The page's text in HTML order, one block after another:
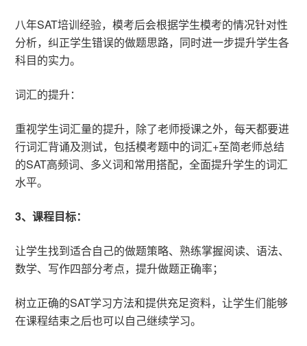
八年SAT培训经验，模考后会根据学生模考的情况针对性
分析，纠正学生错误的做题思路，同时进一步提升学生各
科目的实力。
词汇的提升：
重视学生词汇量的提升，除了老师授课之外，每天都要进
行词汇背诵及测试，包括模考题中的词汇+至简老师总结
的SAT高频词、多义词和常用搭配，全面提升学生的词汇
水平。
3、课程目标：
让学生找到适合自己的做题策略、熟练掌握阅读、语法、
数学、写作四部分考点，提升做题正确率；
树立正确的SAT学习方法和提供充足资料，让学生们能够
在课程结束之后也可以自己继续学习。